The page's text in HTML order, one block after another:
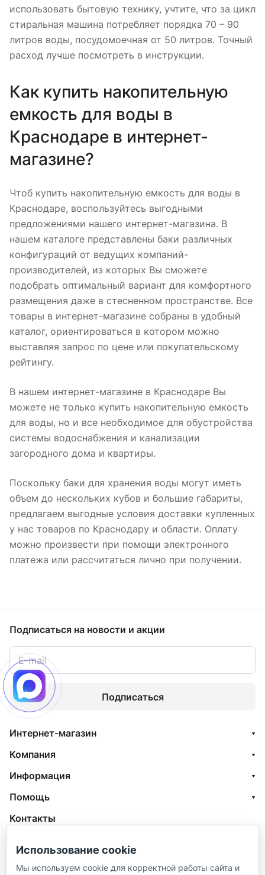
использовать бытовую технику, учтите, что за цикл
стиральная машина потребляет порядка 70 – 90
литров воды, посудомоечная от 50 литров. Точный
расход лучше посмотреть в инструкции.
Как купить накопительную
емкость для воды в
Краснодаре в интернет-
магазине?
Чтоб купить накопительную емкость для воды в
Краснодаре, воспользуйтесь выгодными
предложениями нашего интернет-магазина. В
нашем каталоге представлены баки различных
конфигураций от ведущих компаний-
производителей, из которых Вы сможете
подобрать оптимальный вариант для комфортного
размещения даже в стесненном пространстве. Все
товары в интернет-магазине собраны в удобный
каталог, ориентироваться в котором можно
выставляя запрос по цене или покупательскому
рейтингу.
В нашем интернет-магазине в Краснодаре Вы
можете не только купить накопительную емкость
для воды, но и все необходимое для обустройства
системы водоснабжения и канализации
загородного дома и квартиры.
Поскольку баки для хранения воды могут иметь
объем до нескольких кубов и большие габариты,
предлагаем выгодные условия доставки купленных
у нас товаров по Краснодару и области. Оплату
можно произвести при помощи электронного
платежа или рассчитаться лично при получении.
Подписаться на новости и акции
Подписаться
Интернет-магазин
Компания
Информация
Помощь
Контакты
Использование cookie
Мы используем cookie для корректной работы сайта и